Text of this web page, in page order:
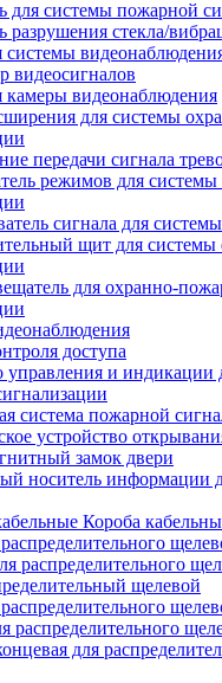
для системы пожарной
разрушения стекла/
системы
видеосигналов
камеры видеонаблюдения
для системы
передачи сигнала
режимов для системы
сигнала для
щит для системы
для охранно-
доступа
управления и индикации
система пожарной
устройство
замок двери
носитель информации
Короба
распределительного
щелевой
распределительного
для